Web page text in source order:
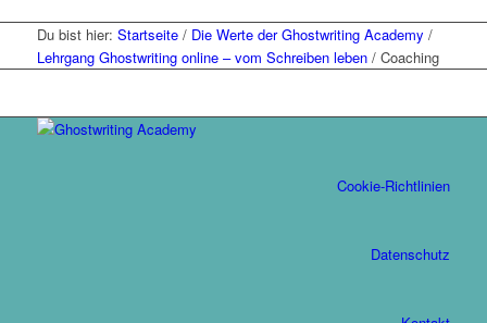
Du bist hier: Startseite / Die Werte der Ghostwriting Academy /
Lehrgang Ghostwriting online – vom Schreiben leben / Coaching
Cookie-Richtlinien
Datenschutz